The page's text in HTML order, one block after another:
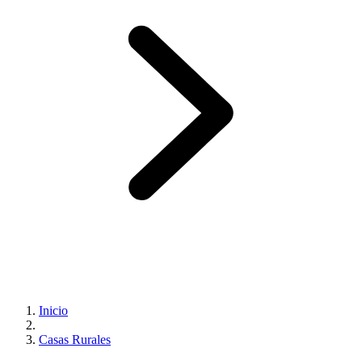
Inicio
Casas Rurales